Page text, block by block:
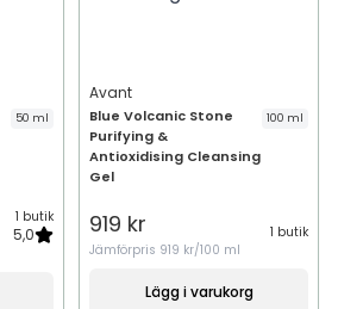
50 ml
1 butik
5,0
Avant
Blue Volcanic Stone
Purifying &
Antioxidising Cleansing
Gel
100 ml
919 kr
1 butik
Jämförpris 919 kr/100 ml
Lägg i varukorg